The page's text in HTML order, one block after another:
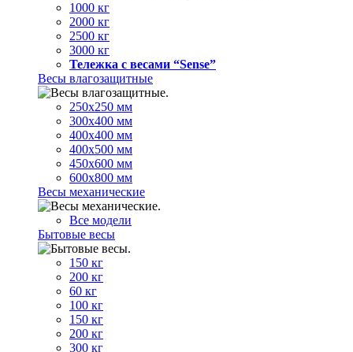
1000 кг
2000 кг
2500 кг
3000 кг
Тележка с весами “Sense”
Весы влагозащитные
250х250 мм
300х400 мм
400х400 мм
400х500 мм
450х600 мм
600х800 мм
Весы механические
Все модели
Бытовые весы
150 кг
200 кг
60 кг
100 кг
150 кг
200 кг
300 кг